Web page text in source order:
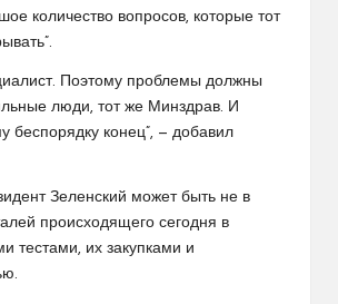
количество вопросов, которые тот
Поэтому проблемы должны
люди, тот же Минздрав. И
беспорядку конец”, — добавил
Зеленский может быть не в
происходящего сегодня в
тестами, их закупками и